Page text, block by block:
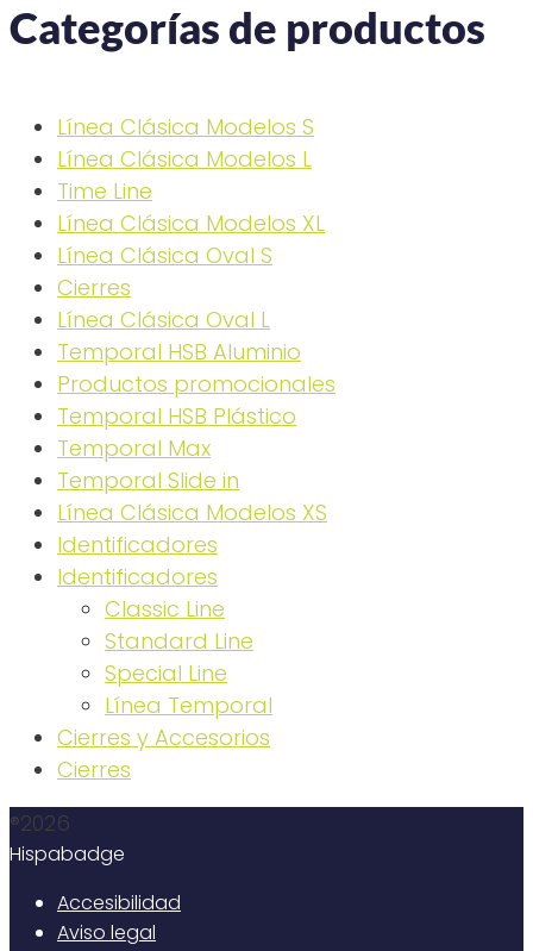
Categorías de productos
Línea Clásica Modelos S
Línea Clásica Modelos L
Time Line
Línea Clásica Modelos XL
Línea Clásica Oval S
Cierres
Línea Clásica Oval L
Temporal HSB Aluminio
Productos promocionales
Temporal HSB Plástico
Temporal Max
Temporal Slide in
Línea Clásica Modelos XS
Identificadores
Identificadores
Classic Line
Standard Line
Special Line
Línea Temporal
Cierres y Accesorios
Cierres
®2026
Hispabadge
Accesibilidad
Aviso legal